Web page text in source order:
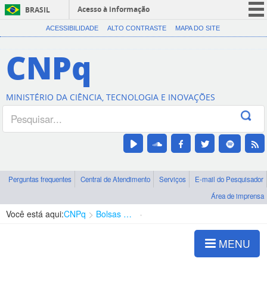
BRASIL
Acesso à informação
CORONAVÍRUS (COVID-19)
Canais
ACESSIBILIDADE ALTO CONTRASTE MAPA DO SITE
CNPq
MINISTÉRIO DA CIÊNCIA, TECNOLOGIA E INOVAÇÕES
Perguntas frequentes Central de Atendimento Serviços
E-mail do Pesquisador
Área de imprensa
Você está aqui:CNPq Bolsas e Auxílios Vigentes
MENU